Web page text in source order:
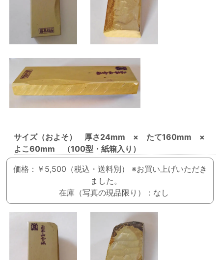
サイズ（およそ） 厚さ24mm × たて160mm ×
よこ60mm （100型・紙箱入り）
価格：￥5,500（税込・送料別） ※お買い上げいただき
ました。
在庫（写真の現品限り）：なし